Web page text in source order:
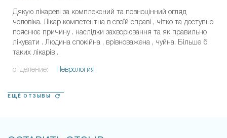
Дякую лікареві за комплексний та повноцінний огляд
чоловіка. Лікар компетентна в своїй справі , чітко та доступно
пояснює причину . наслідки захворювання та як правильно
лікувати . Людина спокійна , врівноважена , чуйна. Більше б
таких лікарів .
отделение: Неврология
ЕЩЁ ОТЗЫВЫ